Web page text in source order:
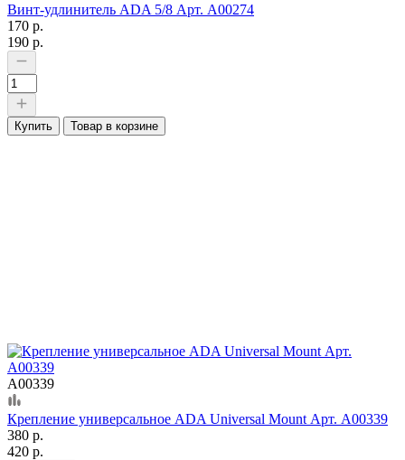
Винт-удлинитель ADA 5/8 Арт. А00274
170 р.
190 р.
Купить Товар в корзине
А00339
Крепление универсальное ADA Universal Mount Арт. А00339
380 р.
420 р.